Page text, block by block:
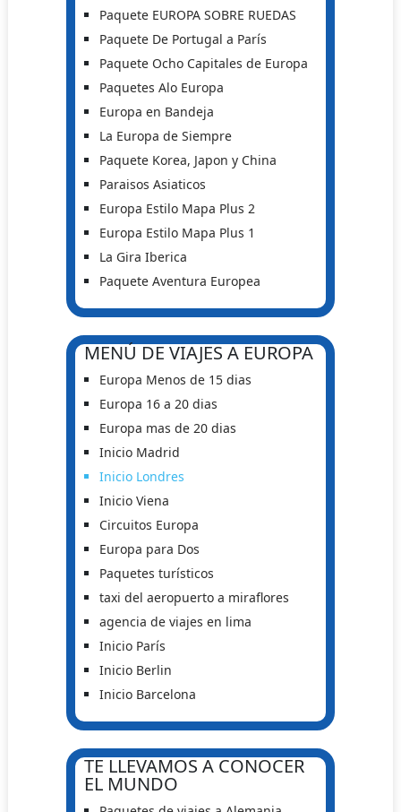
Paquete EUROPA SOBRE RUEDAS
Paquete De Portugal a París
Paquete Ocho Capitales de Europa
Paquetes Alo Europa
Europa en Bandeja
La Europa de Siempre
Paquete Korea, Japon y China
Paraisos Asiaticos
Europa Estilo Mapa Plus 2
Europa Estilo Mapa Plus 1
La Gira Iberica
Paquete Aventura Europea
MENÚ DE VIAJES A EUROPA
Europa Menos de 15 dias
Europa 16 a 20 dias
Europa mas de 20 dias
Inicio Madrid
Inicio Londres
Inicio Viena
Circuitos Europa
Europa para Dos
Paquetes turísticos
taxi del aeropuerto a miraflores
agencia de viajes en lima
Inicio París
Inicio Berlin
Inicio Barcelona
TE LLEVAMOS A CONOCER
EL MUNDO